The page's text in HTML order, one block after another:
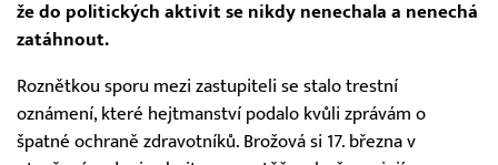
že do politických aktivit se nikdy nenechala a nenechá
zatáhnout.
Roznětkou sporu mezi zastupiteli se stalo trestní
oznámení, které hejtmanství podalo kvůli zprávám o
špatné ochraně zdravotníků. Brožová si 17. března v